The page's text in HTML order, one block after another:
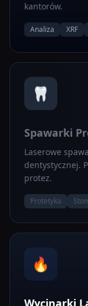
kantorów.
Analiza XRF
🦷
Spawarki
Laserowe
dentystycznej.
protez.
Protetyka
🔥
Wycinarki